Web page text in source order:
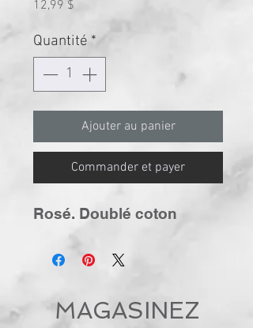
12,99 $
Quantité *
Ajouter au panier
Commander et payer
Rosé. Doublé coton
MAGASINEZ